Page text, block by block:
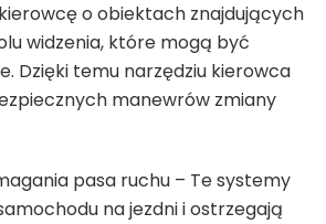
o obiektach znajdujących
widzenia, które mogą być
Dzięki temu narzędziu kierowca
manewrów zmiany
pasa ruchu – Te systemy
na jezdni i ostrzegają